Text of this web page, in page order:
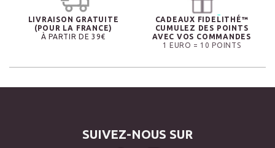
LIVRAISON GRATUITE
(POUR LA FRANCE)
À PARTIR DE 39€
CADEAUX FIDELITHÉ™
CUMULEZ DES POINTS
AVEC VOS COMMANDES
1 EURO = 10 POINTS
SUIVEZ-NOUS SUR